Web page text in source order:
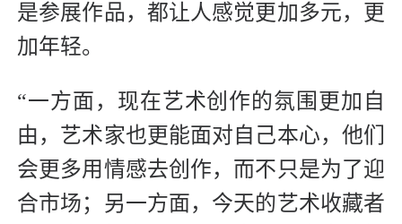
是参展作品，都让人感觉更加多元，更
加年轻。
“一方面，现在艺术创作的氛围更加自
由，艺术家也更能面对自己本心，他们
会更多用情感去创作，而不只是为了迎
合市场；另一方面，今天的艺术收藏者